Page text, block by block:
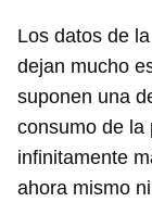
Los datos de
dejan mucho
suponen una
consumo de la
infinitamente
ahora mismo